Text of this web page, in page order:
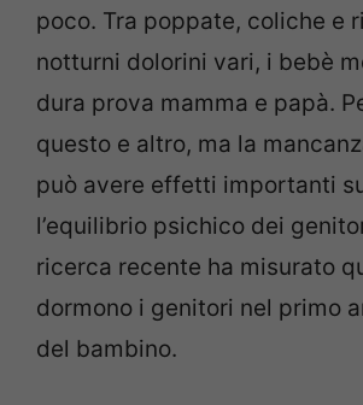
poco. Tra poppate, coliche e
notturni dolorini vari, i bebè
dura prova mamma e papà.
questo e altro, ma la
può avere effetti importanti
l’equilibrio psichico dei
ricerca recente ha misurato
dormono i genitori nel primo
del bambino.